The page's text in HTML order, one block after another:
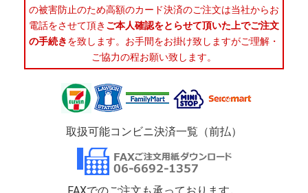
の被害防止のため高額のカード決済のご注文は当社からお
電話をさせて頂き ご本人確認をとらせて頂いた上でご注文
の手続きを致します。お手間をお掛け致しますがご理解・
ご協力の程お願い致します。
取扱可能コンビニ決済一覧（前払）